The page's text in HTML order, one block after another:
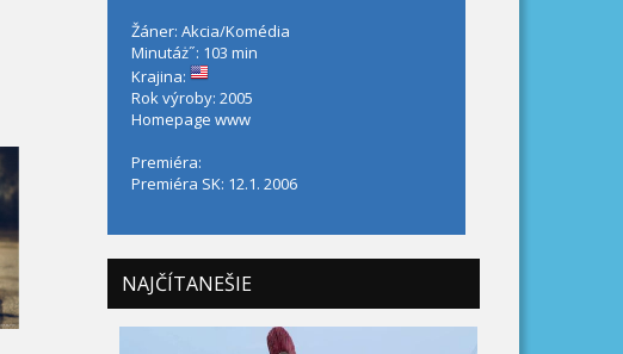
Žáner: Akcia/Komédia
Minutáż˝: 103 min
Krajina:
Rok výroby: 2005
Homepage www
Premiéra:
Premiéra SK: 12.1. 2006
NAJČÍTANEŠIE